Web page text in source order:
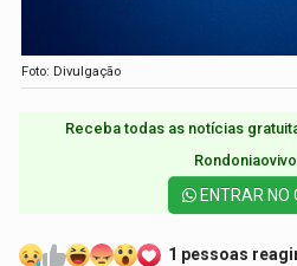
Foto: Divulgação
Receba todas as notícias
ENTRAR NO
1 pessoas